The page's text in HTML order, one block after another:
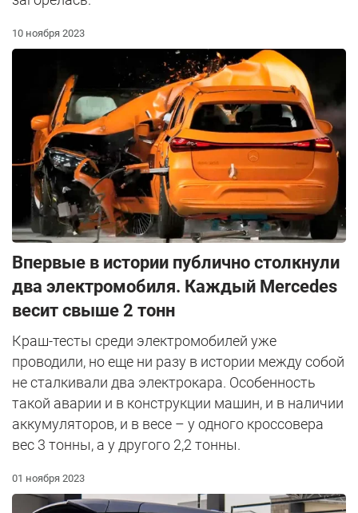
10 ноября 2023
Впервые в истории публично столкнули
два электромобиля. Каждый Mercedes
весит свыше 2 тонн
Краш-тесты среди электромобилей уже
проводили, но еще ни разу в истории между собой
не сталкивали два электрокара. Особенность
такой аварии и в конструкции машин, и в наличии
аккумуляторов, и в весе – у одного кроссовера
вес 3 тонны, а у другого 2,2 тонны.
01 ноября 2023